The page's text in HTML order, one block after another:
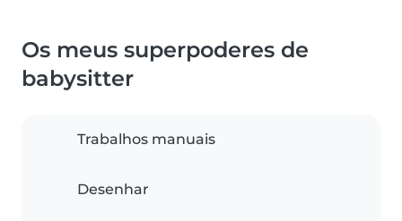
Os meus superpoderes de
babysitter
Trabalhos manuais
Desenhar